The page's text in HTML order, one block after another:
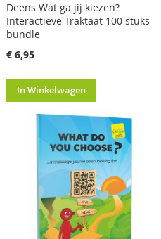
Deens Wat ga jij kiezen?
Interactieve Traktaat 100 stuks
bundle
€ 6,95
In Winkelwagen